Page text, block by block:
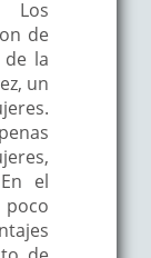
Los
de
la
un
el